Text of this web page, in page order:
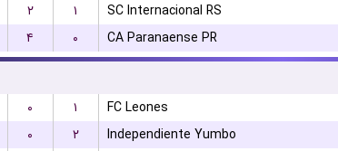
۲ ۱ SC Internacional RS
۴ ۰ CA Paranaense PR
۰ ۱ FC Leones
۰ ۲ Independiente Yumbo